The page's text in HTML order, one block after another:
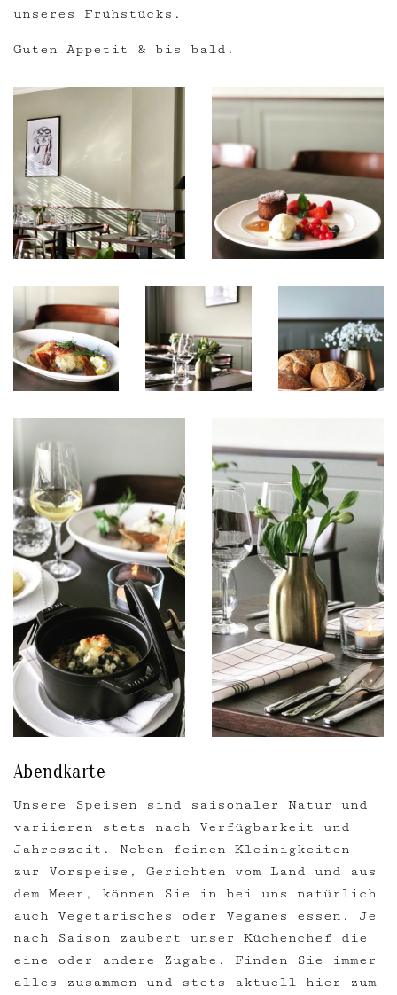
unseres Frühstücks.
Guten Appetit & bis bald.
Abendkarte
Unsere Speisen sind saisonaler Natur und
variieren stets nach Verfügbarkeit und
Jahreszeit. Neben feinen Kleinigkeiten
zur Vorspeise, Gerichten vom Land und aus
dem Meer, können Sie in bei uns natürlich
auch Vegetarisches oder Veganes essen. Je
nach Saison zaubert unser Küchenchef die
eine oder andere Zugabe. Finden Sie immer
alles zusammen und stets aktuell hier zum